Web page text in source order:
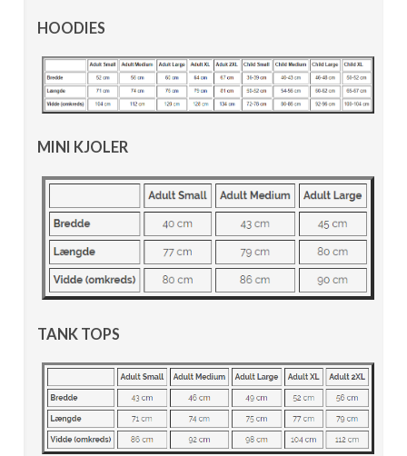
HOODIES
MINI KJOLER
TANK TOPS